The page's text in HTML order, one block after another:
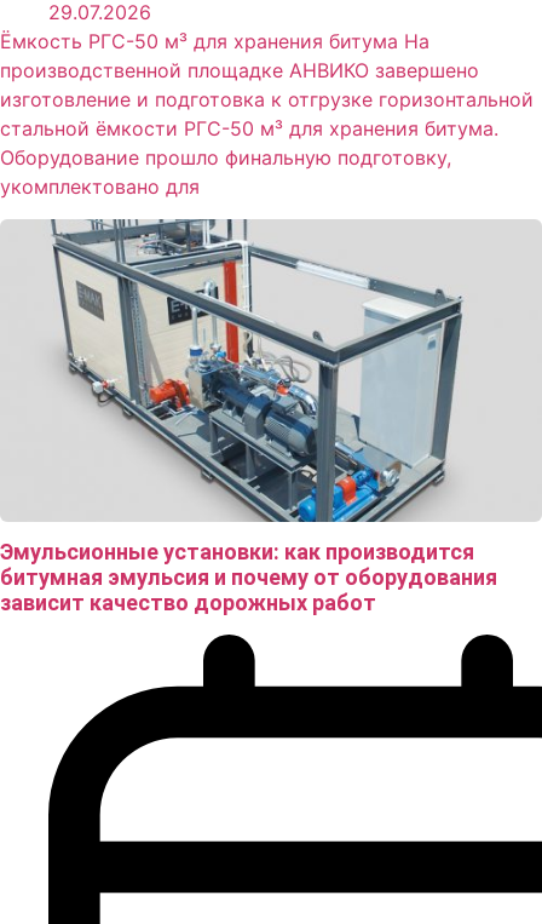
29.07.2026
Ёмкость РГС-50 м³ для хранения битума На
производственной площадке АНВИКО завершено
изготовление и подготовка к отгрузке горизонтальной
стальной ёмкости РГС-50 м³ для хранения битума.
Оборудование прошло финальную подготовку,
укомплектовано для
Эмульсионные установки: как производится
битумная эмульсия и почему от оборудования
зависит качество дорожных работ